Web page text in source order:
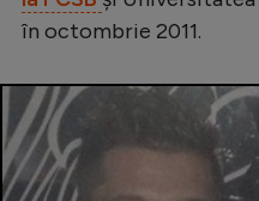
Ligue 1
Starurile
EURO 2024
Stranieri
în octombrie 2011.